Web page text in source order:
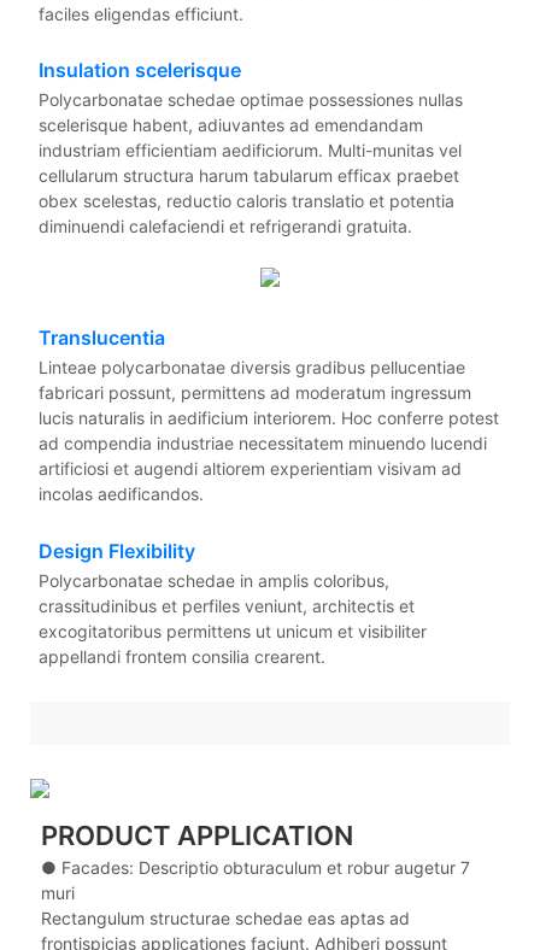
faciles eligendas efficiunt.
Insulation scelerisque
Polycarbonatae schedae optimae possessiones nullas
scelerisque habent, adiuvantes ad emendandam
industriam efficientiam aedificiorum. Multi-munitas vel
cellularum structura harum tabularum efficax praebet
obex scelestas, reductio caloris translatio et potentia
diminuendi calefaciendi et refrigerandi gratuita.
Translucentia
Linteae polycarbonatae diversis gradibus pellucentiae
fabricari possunt, permittens ad moderatum ingressum
lucis naturalis in aedificium interiorem. Hoc conferre potest
ad compendia industriae necessitatem minuendo lucendi
artificiosi et augendi altiorem experientiam visivam ad
incolas aedificandos.
Design Flexibility
Polycarbonatae schedae in amplis coloribus,
crassitudinibus et perfiles veniunt, architectis et
excogitatoribus permittens ut unicum et visibiliter
appellandi frontem consilia crearent.
PRODUCT APPLICATION
● Facades: Descriptio obturaculum et robur augetur 7
muri
Rectangulum structurae schedae eas aptas ad
frontispicias applicationes faciunt. Adhiberi possunt